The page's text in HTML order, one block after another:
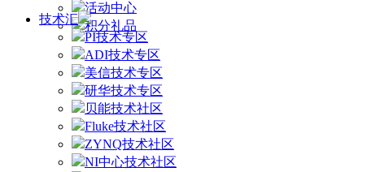
活动中心
积分礼品
技术汇
PI技术专区
ADI技术专区
美信技术专区
研华技术专区
贝能技术社区
Fluke技术社区
ZYNQ技术社区
NI中心技术社区